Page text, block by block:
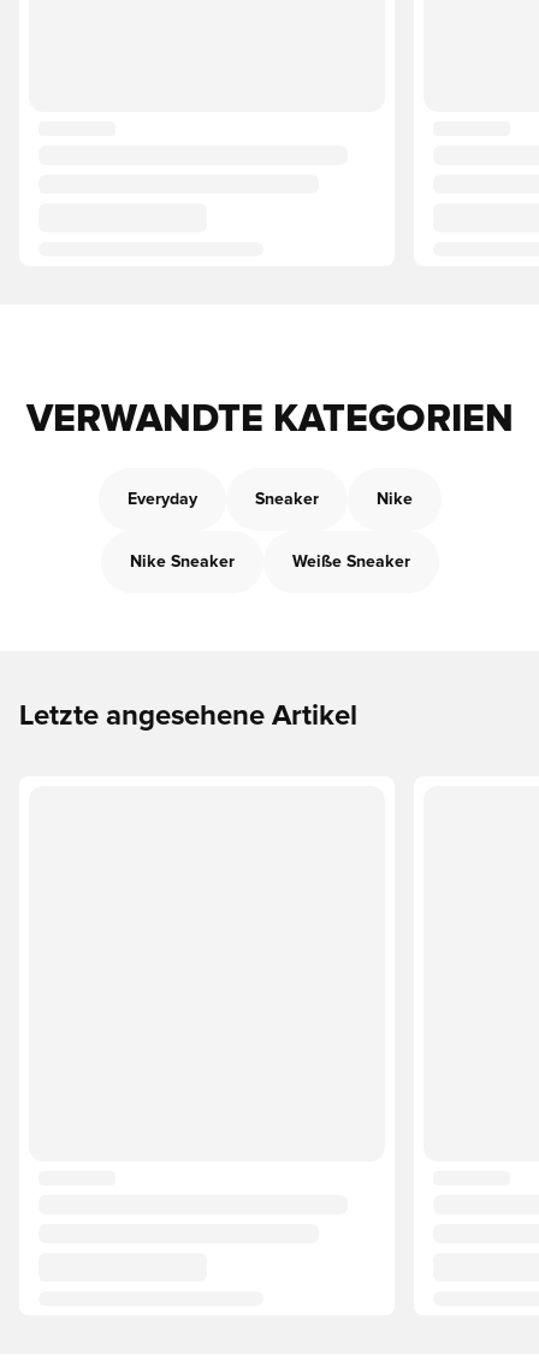
VERWANDTE KATEGORIEN
Everyday Sneaker Nike
Nike Sneaker Weiße Sneaker
Letzte angesehene Artikel